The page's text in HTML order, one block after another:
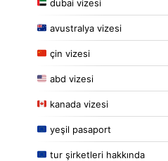
dubai vizesi
avustralya vizesi
çin vizesi
abd vizesi
kanada vizesi
yeşil pasaport
tur şirketleri hakkında